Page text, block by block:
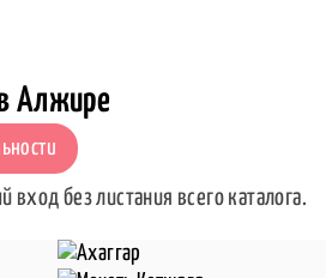
Алжире
без листания всего каталога.